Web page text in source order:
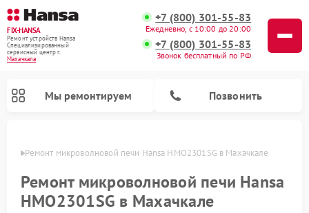
FIX-HANSA
Ремонт устройств Hansa
Специализированный
cервисный центр г.
Махачкала
+7 (800) 301-55-83
Ежедневно, с 10:00 до 20:00
+7 (800) 301-55-83
Звонок бесплатный по РФ
Мы ремонтируем Позвонить
Ремонт микроволновой печи Hansa HMO2301SG в Махачкале
Ремонт микроволновой печи Hansa
HMO2301SG в Махачкале